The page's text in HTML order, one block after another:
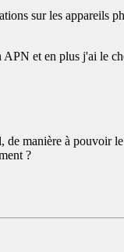
sur les appareils
et en plus j'ai le
manière à pouvoir
?